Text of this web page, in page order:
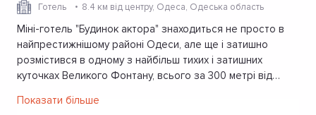
Готель 8.4 км від центру, Одеса, Одеська область
Міні-готель "Будинок актора" знаходиться не просто в
найпрестижнішому районі Одеси, але ще і затишно
розмістився в одному з найбільш тихих і затишних
куточках Великого Фонтану, всього за 300 метрі від
абсолютно унікальний і неповторний за своїм дизайном.
Показати більше